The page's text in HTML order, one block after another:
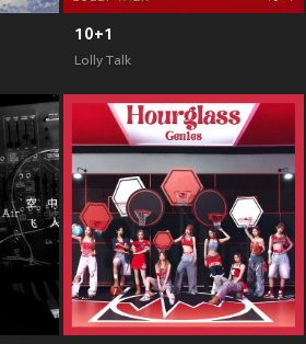
10+1
Lolly Talk